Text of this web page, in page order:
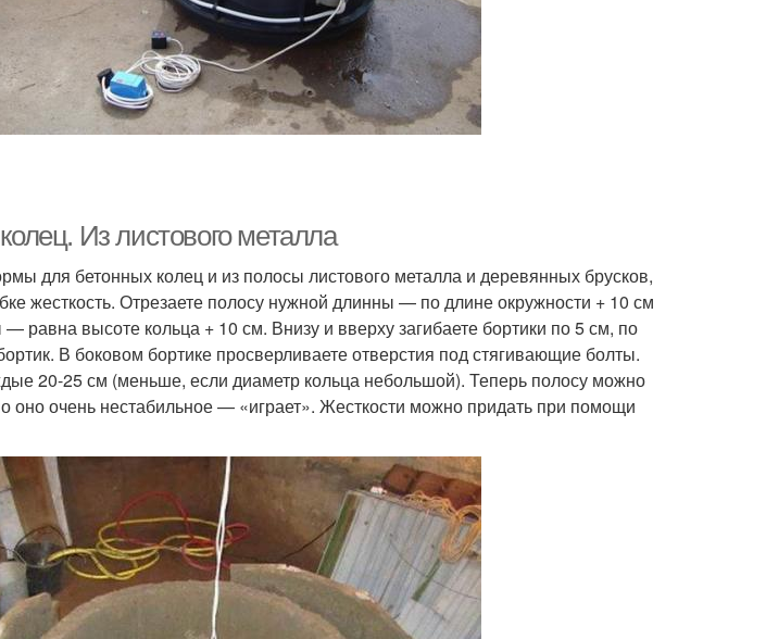
Из листового металла
для бетонных колец и из полосы листового металла и деревянных брусков,
жесткость. Отрезаете полосу нужной длинны — по длине окружности + 10 см
равна высоте кольца + 10 см. Внизу и вверху загибаете бортики по 5 см, по
В боковом бортике просверливаете отверстия под стягивающие болты.
20-25 см (меньше, если диаметр кольца небольшой). Теперь полосу можно
оно очень нестабильное — «играет». Жесткости можно придать при помощи